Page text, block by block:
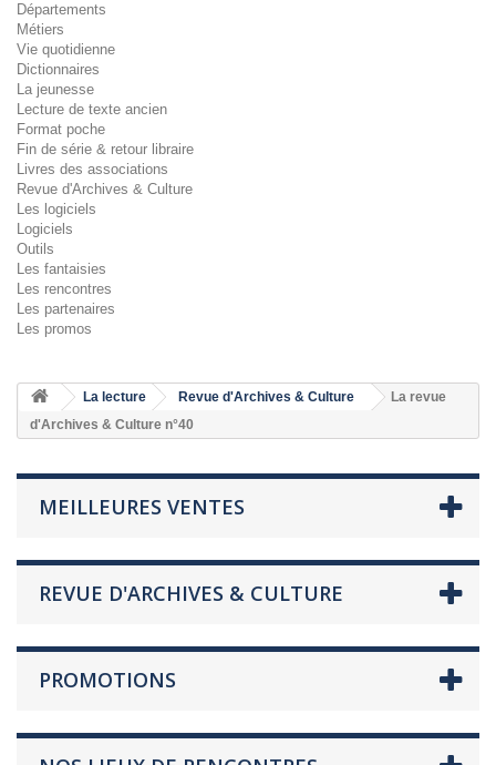
Départements
Métiers
Vie quotidienne
Dictionnaires
La jeunesse
Lecture de texte ancien
Format poche
Fin de série & retour libraire
Livres des associations
Revue d'Archives & Culture
Les logiciels
Logiciels
Outils
Les fantaisies
Les rencontres
Les partenaires
Les promos
La lecture Revue d'Archives & Culture
La revue
d'Archives & Culture n°40
MEILLEURES VENTES
REVUE D'ARCHIVES & CULTURE
PROMOTIONS